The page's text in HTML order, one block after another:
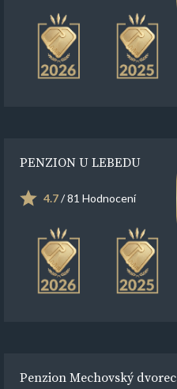
PENZION U LEBEDU
4.7/ 81 Hodnocení
Penzion Mechovský dvorec